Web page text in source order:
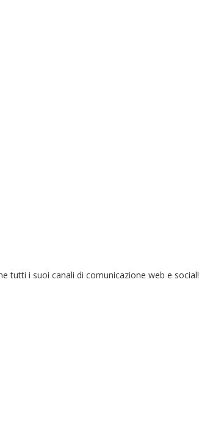
tutti i suoi canali di comunicazione web e social!